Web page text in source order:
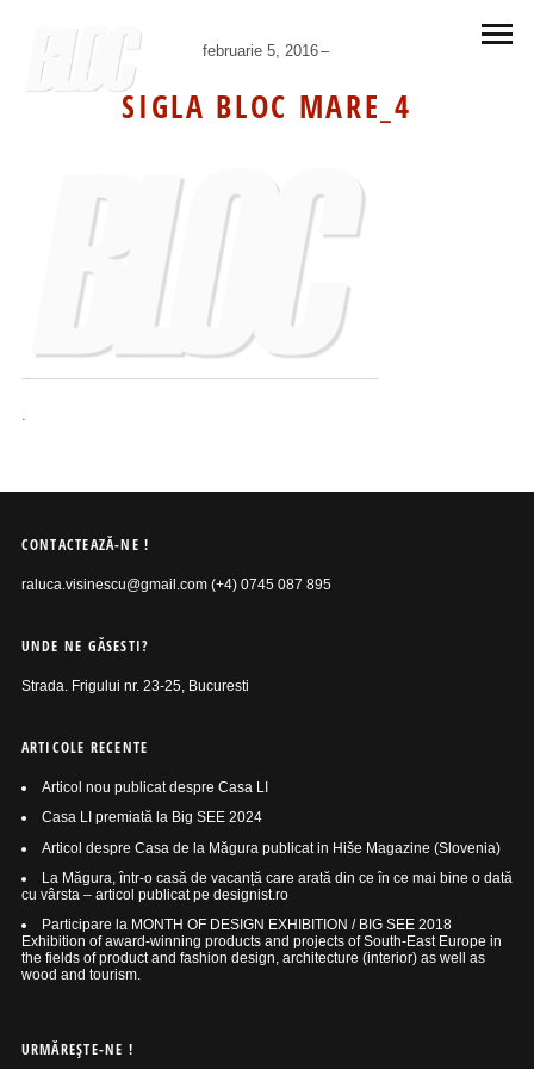
februarie 5, 2016
SIGLA BLOC MARE_4
.
CONTACTEAZĂ-NE !
raluca.visinescu@gmail.com (+4) 0745 087 895
UNDE NE GĂSESTI?
Strada. Frigului nr. 23-25, Bucuresti
ARTICOLE RECENTE
Articol nou publicat despre Casa LI
Casa LI premiată la Big SEE 2024
Articol despre Casa de la Măgura publicat in Hiše Magazine (Slovenia)
La Măgura, într-o casă de vacanță care arată din ce în ce mai bine o dată
cu vârsta – articol publicat pe designist.ro
Participare la MONTH OF DESIGN EXHIBITION / BIG SEE 2018
Exhibition of award-winning products and projects of South-East Europe in
the fields of product and fashion design, architecture (interior) as well as
wood and tourism.
URMĂREŞTE-NE !